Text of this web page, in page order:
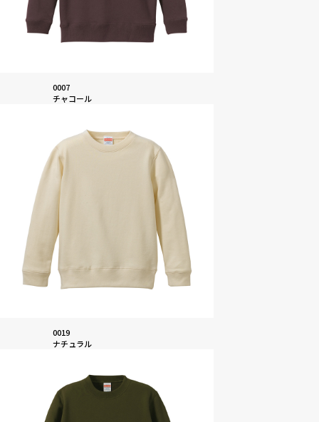
0007
チャコール
0019
ナチュラル